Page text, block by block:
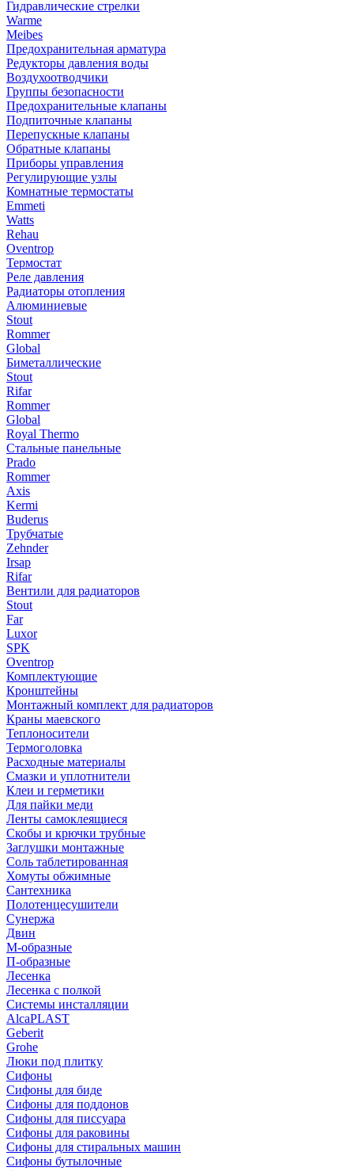
Гидравлические стрелки
Warme
Meibes
Предохранительная арматура
Редукторы давления воды
Воздухоотводчики
Группы безопасности
Предохранительные клапаны
Подпиточные клапаны
Перепускные клапаны
Обратные клапаны
Приборы управления
Регулирующие узлы
Комнатные термостаты
Emmeti
Watts
Rehau
Oventrop
Термостат
Реле давления
Радиаторы отопления
Алюминиевые
Stout
Rommer
Global
Биметаллические
Stout
Rifar
Rommer
Global
Royal Thermo
Стальные панельные
Prado
Rommer
Axis
Kermi
Buderus
Трубчатые
Zehnder
Irsap
Rifar
Вентили для радиаторов
Stout
Far
Luxor
SPK
Oventrop
Комплектующие
Кронштейны
Монтажный комплект для радиаторов
Краны маевского
Теплоносители
Термоголовка
Расходные материалы
Смазки и уплотнители
Клеи и герметики
Для пайки меди
Ленты самоклеящиеся
Скобы и крючки трубные
Заглушки монтажные
Соль таблетированная
Хомуты обжимные
Сантехника
Полотенцесушители
Сунержа
Двин
М-образные
П-образные
Лесенка
Лесенка с полкой
Системы инсталляции
AlcaPLAST
Geberit
Grohe
Люки под плитку
Сифоны
Сифoны для биде
Сифoны для поддонов
Сифoны для писсуара
Сифоны для раковины
Сифоны для стиральных машин
Сифоны бутылочные